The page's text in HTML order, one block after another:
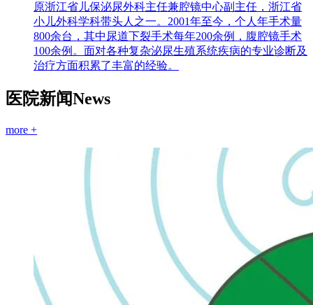
原浙江省儿保泌尿外科主任兼腔镜中心副主任，浙江省
小儿外科学科带头人之一。2001年至今，个人年手术量
800余台，其中尿道下裂手术每年200余例，腹腔镜手术
100余例。面对各种复杂泌尿生殖系统疾病的专业诊断及
治疗方面积累了丰富的经验。
医院新闻News
more +